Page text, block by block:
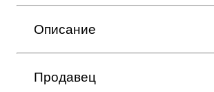
Описание
Продавец